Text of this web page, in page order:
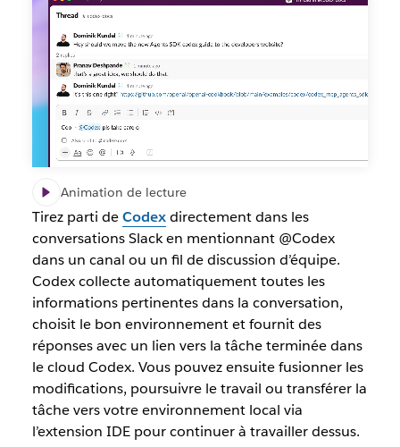
Animation de lecture
Tirez parti deCodexdirectement dans les
conversations Slack en mentionnant @Codex
dans un canal ou un fil de discussion d’équipe.
Codex collecte automatiquement toutes les
informations pertinentes dans la conversation,
choisit le bon environnement et fournit des
réponses avec un lien vers la tâche terminée dans
le cloud Codex. Vous pouvez ensuite fusionner les
modifications, poursuivre le travail ou transférer la
tâche vers votre environnement local via
l’extension IDE pour continuer à travailler dessus.